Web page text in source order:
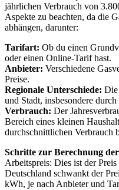
jährlichen Verbrauch von
Aspekte zu beachten, da die
abhängen, darunter:
Tarifart: Ob du einen
oder einen Online-Tarif hast.
Anbieter: Verschiedene
Preise.
Regionale Unterschiede: Die
und Stadt, insbesondere
Verbrauch: Der
Bereich eines kleinen
durchschnittlichen Verbrauch
Schritte zur Berechnung
Arbeitspreis: Dies ist der
Deutschland schwankt der
kWh, je nach Anbieter und